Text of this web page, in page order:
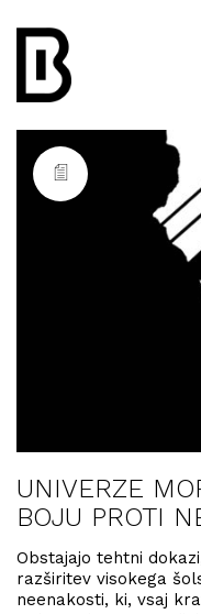
UNIVERZE
BOJU PROTI
Obstajajo tehtni
razširitev visokega
neenakosti, ki, vsaj